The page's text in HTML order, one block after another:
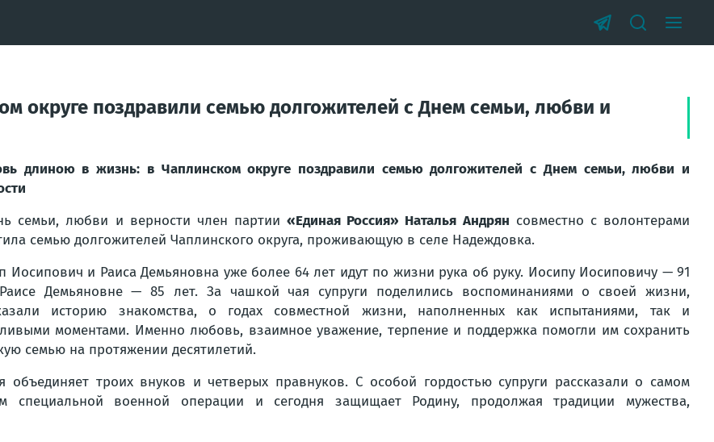
округе поздравили семью долгожителей с Днем семьи, любви и
длиною в жизнь: в Чаплинском округе поздравили семью долгожителей с Днем семьи, любви и
семьи, любви и верности член партии«Единая Россия» Наталья Андрян совместно с волонтерами
семью долгожителей Чаплинского округа, проживающую в селе Надеждовка.
Иосипович и Раиса Демьяновна уже более 64 лет идут по жизни рука об руку. Иосипу Иосиповичу — 91
Демьяновне — 85 лет. За чашкой чая супруги поделились воспоминаниями о своей жизни,
историю знакомства, о годах совместной жизни, наполненных как испытаниями, так и
моментами. Именно любовь, взаимное уважение, терпение и поддержка помогли им сохранить
семью на протяжении десятилетий.
объединяет троих внуков и четверых правнуков. С особой гордостью супруги рассказали о самом
специальной военной операции и сегодня защищает Родину, продолжая традиции мужества,